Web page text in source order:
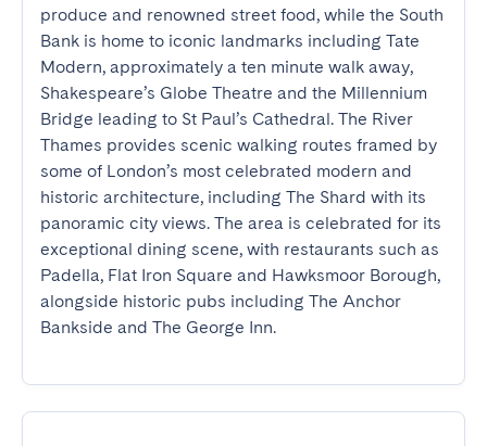
produce and renowned street food, while the South
Bank is home to iconic landmarks including Tate
Modern, approximately a ten minute walk away,
Shakespeare’s Globe Theatre and the Millennium
Bridge leading to St Paul’s Cathedral. The River
Thames provides scenic walking routes framed by
some of London’s most celebrated modern and
historic architecture, including The Shard with its
panoramic city views. The area is celebrated for its
exceptional dining scene, with restaurants such as
Padella, Flat Iron Square and Hawksmoor Borough,
alongside historic pubs including The Anchor
Bankside and The George Inn.